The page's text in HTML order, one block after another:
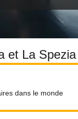
et La Spezia
dans le monde